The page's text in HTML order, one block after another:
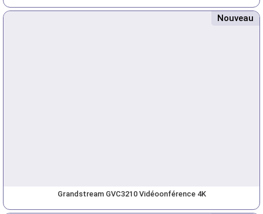
Nouveau
Grandstream GVC3210 Vidéoonférence 4K